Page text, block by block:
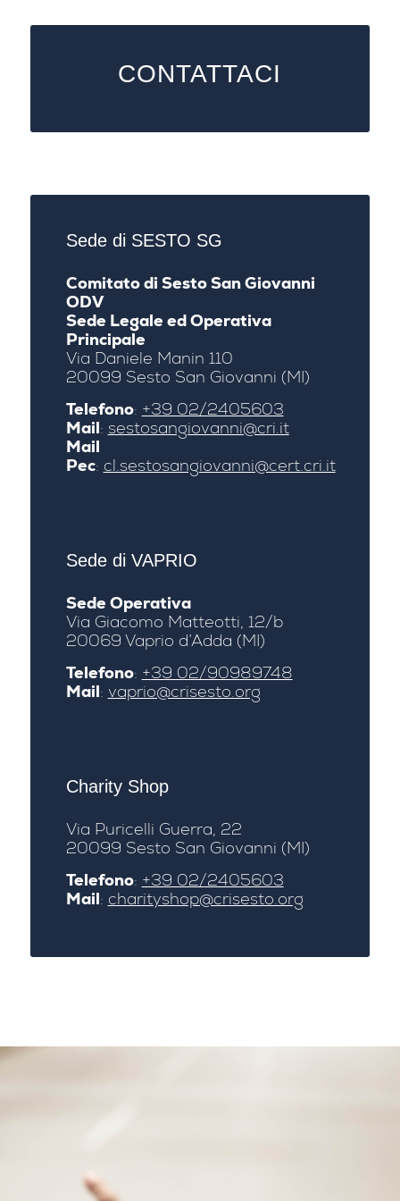
CONTATTACI
Sede di SESTO SG
Comitato di Sesto San Giovanni
ODV
Sede Legale ed Operativa
Principale
Via Daniele Manin 110
20099 Sesto San Giovanni (MI)
Telefono: +39 02/2405603
Mail: sestosangiovanni@cri.it
Mail
Pec: cl.sestosangiovanni@cert.cri.it
Sede di VAPRIO
Sede Operativa
Via Giacomo Matteotti, 12/b
20069 Vaprio d’Adda (MI)
Telefono: +39 02/90989748
Mail: vaprio@crisesto.org
Charity Shop
Via Puricelli Guerra, 22
20099 Sesto San Giovanni (MI)
Telefono: +39 02/2405603
Mail: charityshop@crisesto.org